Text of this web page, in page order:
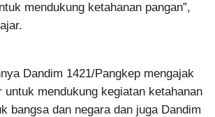
mendukung ketahanan pangan”,
Dandim 1421/Pangkep mengajak
untuk mendukung kegiatan ketahanan
bangsa dan negara dan juga Dandim